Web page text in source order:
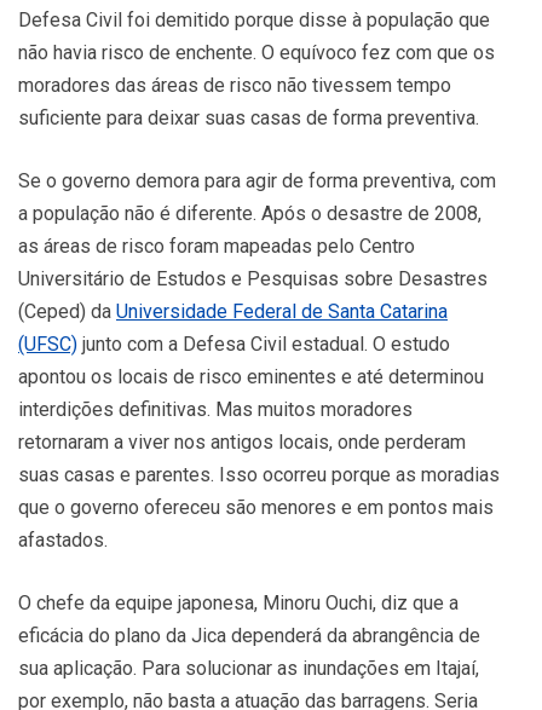
Defesa Civil foi demitido porque disse à população que
não havia risco de enchente. O equívoco fez com que os
moradores das áreas de risco não tivessem tempo
suficiente para deixar suas casas de forma preventiva.
Se o governo demora para agir de forma preventiva, com
a população não é diferente. Após o desastre de 2008,
as áreas de risco foram mapeadas pelo Centro
Universitário de Estudos e Pesquisas sobre Desastres
(Ceped) da Universidade Federal de Santa Catarina
(UFSC) junto com a Defesa Civil estadual. O estudo
apontou os locais de risco eminentes e até determinou
interdições definitivas. Mas muitos moradores
retornaram a viver nos antigos locais, onde perderam
suas casas e parentes. Isso ocorreu porque as moradias
que o governo ofereceu são menores e em pontos mais
afastados.
O chefe da equipe japonesa, Minoru Ouchi, diz que a
eficácia do plano da Jica dependerá da abrangência de
sua aplicação. Para solucionar as inundações em Itajaí,
por exemplo, não basta a atuação das barragens. Seria